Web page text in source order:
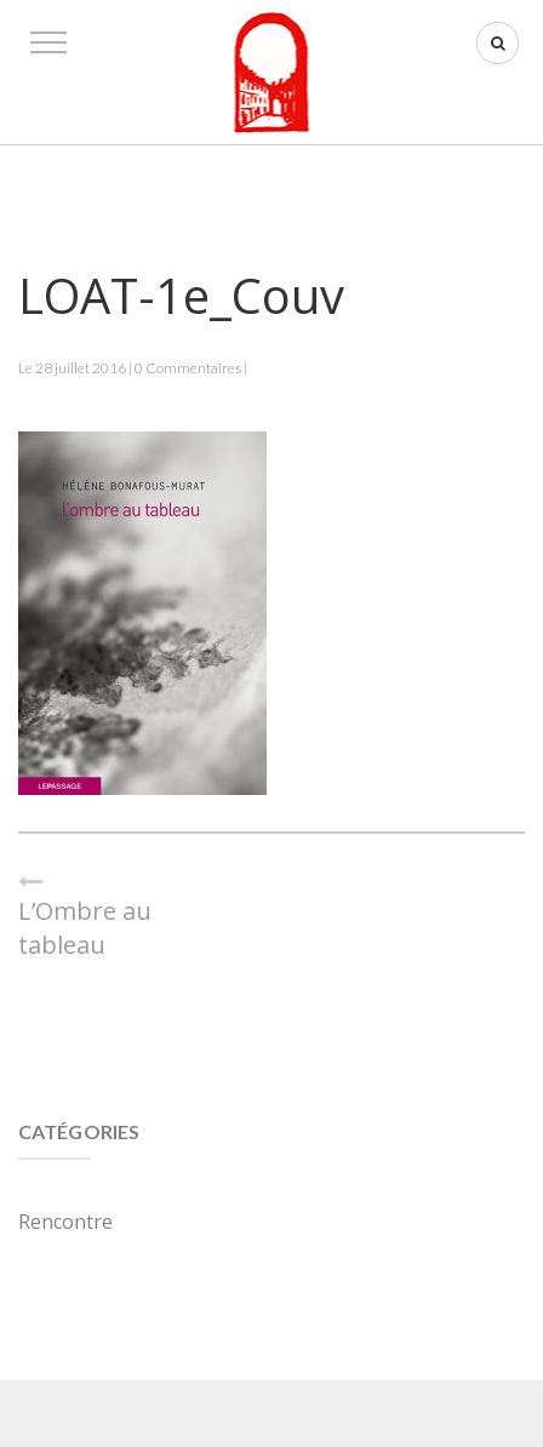
LOAT-1e_Couv
Le 28 juillet 2016 | 0 Commentaires |
L’Ombre au
tableau
CATÉGORIES
Rencontre